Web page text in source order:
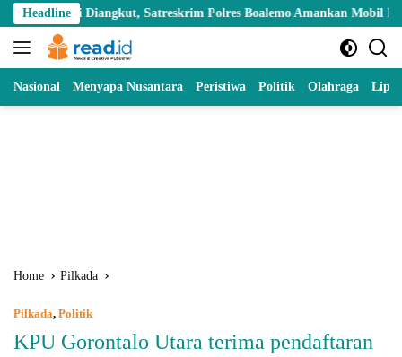
Skip
to
content
HeadlineSatreskrim Polres Boalemo Amankan Mobil Pick Up di Tilamuta
Nasional Menyapa Nusantara Peristiwa Politik Olahraga
Home Pilkada
Pilkada, Politik
KPU Gorontalo Utara terima pendaftaran